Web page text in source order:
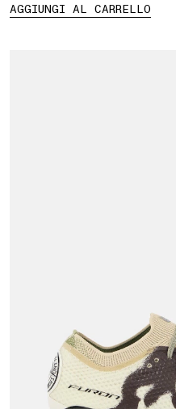
AGGIUNGI AL CARRELLO